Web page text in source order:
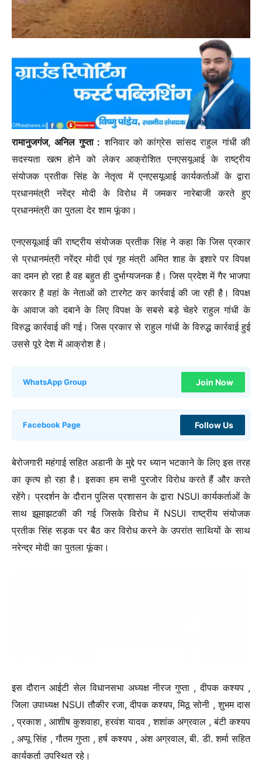
रामानुजगंज, अनिल गुप्ता : शनिवार को कांग्रेस सांसद राहुल गांधी की
सदस्यता खत्म होने को लेकर आक्रोशित एनएसयूआई के राष्ट्रीय
संयोजक प्रतीक सिंह के नेतृत्व में एनएसयूआई कार्यकर्ताओं के द्वारा
प्रधानमंत्री नरेंद्र मोदी के विरोध में जमकर नारेबाजी करते हुए
प्रधानमंत्री का पुतला देर शाम फूंका।
एनएसयूआई की राष्ट्रीय संयोजक प्रतीक सिंह ने कहा कि जिस प्रकार
से प्रधानमंत्री नरेंद्र मोदी एवं गृह मंत्री अमित शाह के इशारे पर विपक्ष
का दमन हो रहा है वह बहुत ही दुर्भाग्यजनक है। जिस प्रदेश में गैर भाजपा
सरकार है वहां के नेताओं को टारगेट कर कार्रवाई की जा रही है। विपक्ष
के आवाज को दबाने के लिए विपक्ष के सबसे बड़े चेहरे राहुल गांधी के
विरुद्ध कार्रवाई की गई। जिस प्रकार से राहुल गांधी के विरुद्ध कार्रवाई हुई
उससे पूरे देश में आक्रोश है।
WhatsApp Group Join Now
Facebook Page Follow Us
बेरोजगारी महंगाई सहित अडानी के मुद्दे पर ध्यान भटकाने के लिए इस तरह
का कृत्य हो रहा है। इसका हम सभी पुरजोर विरोध करते हैं और करते
रहेंगे। प्रदर्शन के दौरान पुलिस प्रशासन के द्वारा NSUI कार्यकर्ताओं के
साथ झूमाझटकी की गई जिसके विरोध में NSUI राष्ट्रीय संयोजक
प्रतीक सिंह सड़क पर बैठ कर विरोध करने के उपरांत साथियों के साथ
नरेन्द्र मोदी का पुतला फूंका।
इस दौरान आईटी सेल विधानसभा अध्यक्ष नीरज गुप्ता , दीपक कश्यप ,
जिला उपाध्यक्ष NSUI तौकीर रजा, दीपक कश्यप, मिठू सोनी , शुभम दास
, प्रकाश , आशीष कुशवाहा, हरवंश यादव , शशांक अग्रवाल , बंटी कश्यप
, अप्पू सिंह , गौतम गुप्ता , हर्ष कश्यप , अंश अग्रवाल, बी. डी. शर्मा सहित
कार्यकर्ता उपस्थित रहे।